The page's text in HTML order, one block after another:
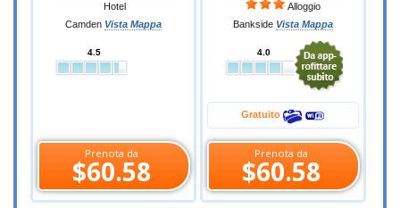
Hotel
Camden Vista Mappa
4.5
Prenota da
$60.58
Alloggio
Bankside Vista Mappa
4.0
Gratuito
Prenota da
$60.58